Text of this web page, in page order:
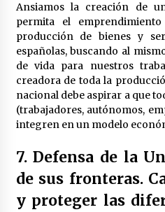
Ansiamos la creación de
permita el
producción de bienes y
españolas, buscando al
de vida para nuestros
creadora de toda la
nacional debe aspirar a que
(trabajadores, autónomos,
integren en un modelo
7. Defensa de la
de sus fronteras.
y proteger las